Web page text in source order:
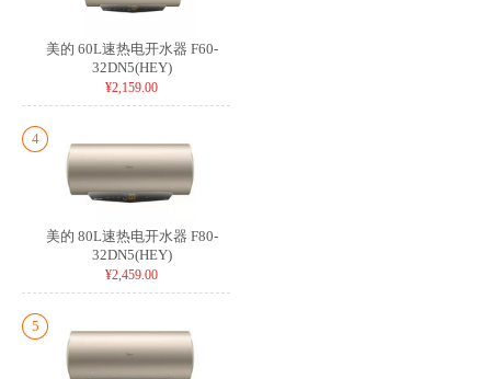
美的 60L速热电开水器 F60-
32DN5(HEY)
¥2,159.00
4
美的 80L速热电开水器 F80-
32DN5(HEY)
¥2,459.00
5